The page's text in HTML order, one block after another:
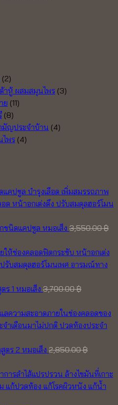
(2)
หู้ ผสมสมุนไพร (3)
ย (11)
(8)
มัญประจำบ้าน (4)
พร (4)
กชนิดแคปซูล หมอเส็ง 3,550.00฿
ร 1 หมอเส็ง 3,700.00฿
ตร 2 หมอเส็ง 2,850.00฿